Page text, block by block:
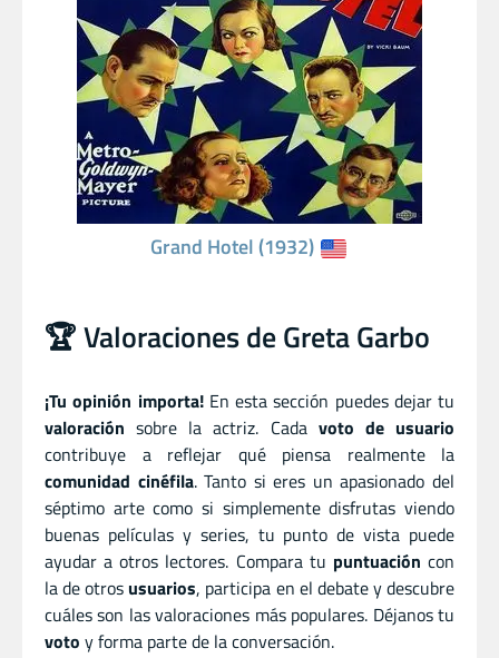
Grand Hotel (1932)
🏆 Valoraciones de Greta Garbo
¡Tu opinión importa!En esta sección puedes dejar tu
valoración sobre la actriz. Cada voto de usuario
contribuye a reflejar qué piensa realmente la
comunidad cinéfila. Tanto si eres un apasionado del
séptimo arte como si simplemente disfrutas viendo
buenas películas y series, tu punto de vista puede
ayudar a otros lectores. Compara tu puntuación con
la de otros usuarios, participa en el debate y descubre
cuáles son las valoraciones más populares. Déjanos tu
voto y forma parte de la conversación.